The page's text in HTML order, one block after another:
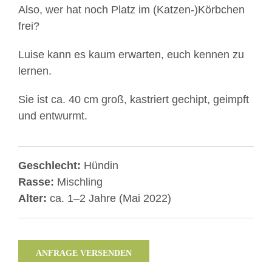
Also, wer hat noch Platz im (Katzen-)Körbchen
frei?
Luise kann es kaum erwarten, euch kennen zu
lernen.
Sie ist ca. 40 cm groß, kastriert gechipt, geimpft
und entwurmt.
Geschlecht: Hündin
Rasse: Mischling
Alter: ca. 1–2 Jahre (Mai 2022)
ANFRAGE VERSENDEN